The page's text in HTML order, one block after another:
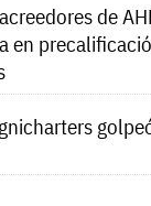
de
en